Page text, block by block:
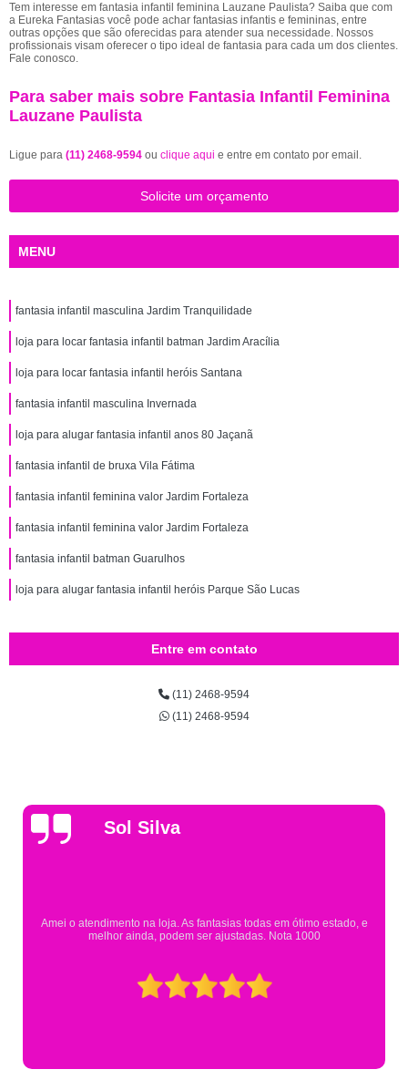
Tem interesse em fantasia infantil feminina Lauzane Paulista? Saiba que com
a Eureka Fantasias você pode achar fantasias infantis e femininas, entre
outras opções que são oferecidas para atender sua necessidade. Nossos
profissionais visam oferecer o tipo ideal de fantasia para cada um dos clientes.
Fale conosco.
Para saber mais sobre Fantasia Infantil Feminina
Lauzane Paulista
Ligue para (11) 2468-9594 ou clique aqui e entre em contato por email.
Solicite um orçamento
MENU
fantasia infantil masculina Jardim Tranquilidade
loja para locar fantasia infantil batman Jardim Aracília
loja para locar fantasia infantil heróis Santana
fantasia infantil masculina Invernada
loja para alugar fantasia infantil anos 80 Jaçanã
fantasia infantil de bruxa Vila Fátima
fantasia infantil feminina valor Jardim Fortaleza
fantasia infantil feminina valor Jardim Fortaleza
fantasia infantil batman Guarulhos
loja para alugar fantasia infantil heróis Parque São Lucas
Entre em contato
(11) 2468-9594
(11) 2468-9594
Gsutavo Pinto
Pesquisei em mais de 20 lojas e só encontrei a fantasia de meu filho na
Eureka. Cheguei praticamente no horário em que estavam fechando e
mesmo assim fui muito bem atendido.